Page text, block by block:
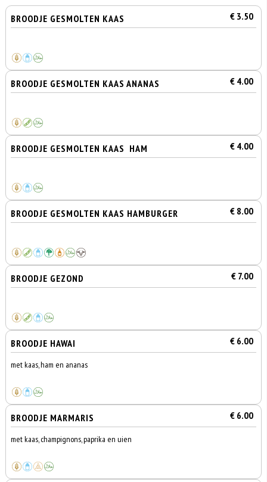
BROODJE GESMOLTEN KAAS € 3.50
BROODJE GESMOLTEN KAAS ANANAS € 4.00
BROODJE GESMOLTEN KAAS HAM € 4.00
BROODJE GESMOLTEN KAAS HAMBURGER € 8.00
BROODJE GEZOND € 7.00
BROODJE HAWAI € 6.00
met kaas, ham en ananas
BROODJE MARMARIS € 6.00
met kaas, champignons, paprika en uien